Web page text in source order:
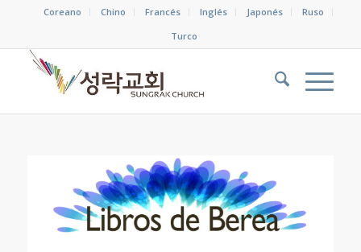
Coreano Chino Francés Inglés Japonés
Ruso
Turco